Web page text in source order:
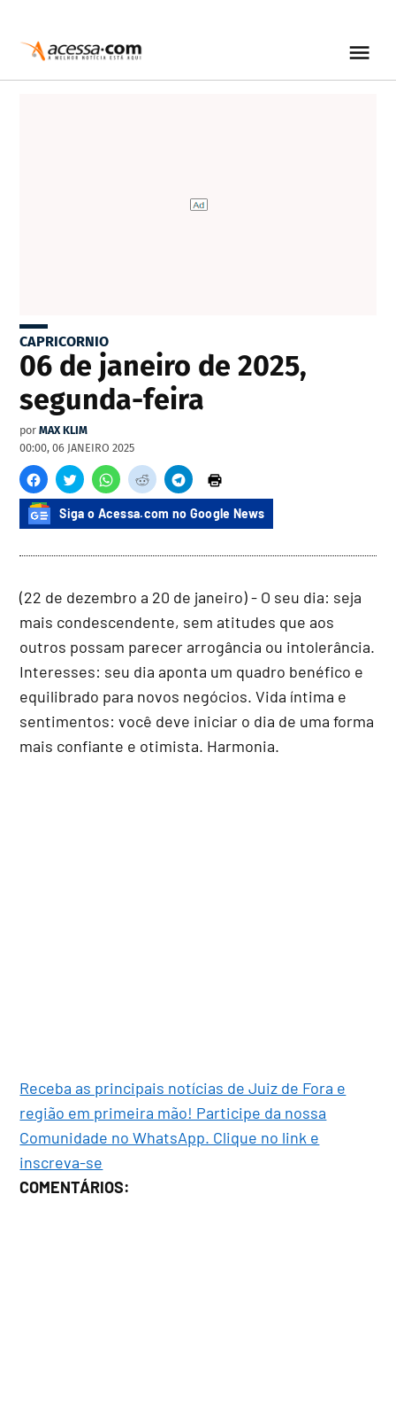
CAPRICORNIO
06 de janeiro de 2025,
segunda-feira
por MAX KLIM
00:00, 06 JANEIRO 2025
Siga o Acessa.com no Google News
(22 de dezembro a 20 de janeiro) - O seu dia: seja
mais condescendente, sem atitudes que aos
outros possam parecer arrogância ou intolerância.
Interesses: seu dia aponta um quadro benéfico e
equilibrado para novos negócios. Vida íntima e
sentimentos: você deve iniciar o dia de uma forma
mais confiante e otimista. Harmonia.
Receba as principais notícias de Juiz de Fora e
região em primeira mão! Participe da nossa
Comunidade no WhatsApp. Clique no link e
inscreva-se
COMENTÁRIOS: